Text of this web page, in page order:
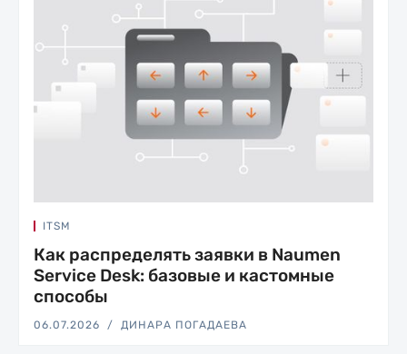
ITSM
Как распределять заявки в Naumen
Service Desk: базовые и кастомные
способы
06.07.2026 ДИНАРА ПОГАДАЕВА